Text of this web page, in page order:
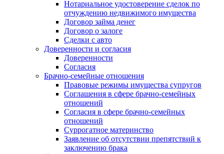
Нотариальное удостоверение сделок по
отчуждению недвижимого имущества
Договор займа денег
Договор о залоге
Сделки с авто
Доверенности и согласия
Доверенности
Согласия
Брачно-семейные отношения
Правовые режимы имущества супругов
Соглашения в сфере брачно-семейных
отношений
Согласия в сфере брачно-семейных
отношений
Суррогатное материнство
Заявление об отсутствии препятствий к
заключению брака